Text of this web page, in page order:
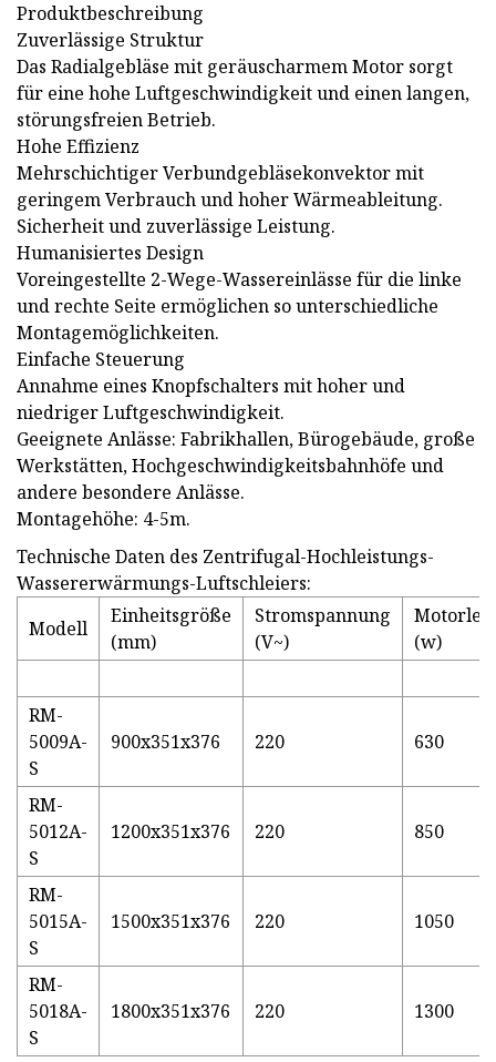
Produktbeschreibung
Zuverlässige Struktur
Das Radialgebläse mit geräuscharmem Motor sorgt
für eine hohe Luftgeschwindigkeit und einen langen,
störungsfreien Betrieb.
Hohe Effizienz
Mehrschichtiger Verbundgebläsekonvektor mit
geringem Verbrauch und hoher Wärmeableitung.
Sicherheit und zuverlässige Leistung.
Humanisiertes Design
Voreingestellte 2-Wege-Wassereinlässe für die linke
und rechte Seite ermöglichen so unterschiedliche
Montagemöglichkeiten.
Einfache Steuerung
Annahme eines Knopfschalters mit hoher und
niedriger Luftgeschwindigkeit.
Geeignete Anlässe: Fabrikhallen, Bürogebäude, große
Werkstätten, Hochgeschwindigkeitsbahnhöfe und
andere besondere Anlässe.
Montagehöhe: 4-5m.
Technische Daten des Zentrifugal-Hochleistungs-
Wassererwärmungs-Luftschleiers:
Modell
Einheitsgröße
(mm)
Stromspannung
(V~)
(w)
RM-
5009A-
S
900x351x376 220 630
RM-
5012A-
S
1200x351x376 220 850
RM-
5015A-
S
1500x351x376 220 1050
RM-
5018A-
S
1800x351x376 220 1300